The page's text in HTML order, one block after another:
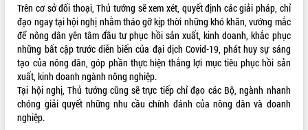
Trên cơ sở đối thoại, Thủ tướng sẽ xem xét, quyết định các giải pháp, chỉ
đạo ngay tại hội nghị nhằm tháo gỡ kịp thời những khó khăn, vướng mắc
để nông dân yên tâm đầu tư phục hồi sản xuất, kinh doanh, khắc phục
những bất cập trước diễn biến của đại dịch Covid-19, phát huy sự sáng
tạo của nông dân, góp phần thực hiện thắng lợi mục tiêu phục hồi sản
xuất, kinh doanh ngành nông nghiệp.
Tại hội nghị, Thủ tướng cũng sẽ trực tiếp chỉ đạo các Bộ, ngành nhanh
chóng giải quyết những nhu cầu chính đánh của nông dân và doanh
nghiệp.